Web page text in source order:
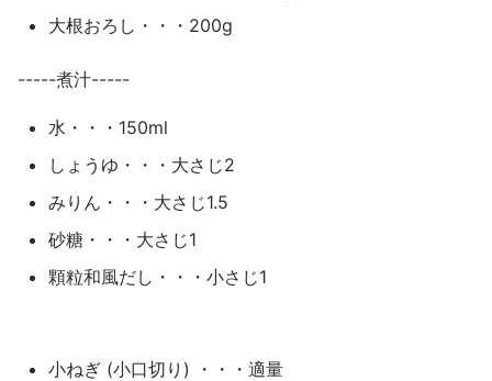
大根おろし・・・200g
-----煮汁-----
水・・・150ml
しょうゆ・・・大さじ2
みりん・・・大さじ1.5
砂糖・・・大さじ1
顆粒和風だし・・・小さじ1
小ねぎ (小口切り) ・・・適量